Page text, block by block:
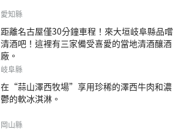
愛知縣
距離名古屋僅30分鐘車程！來大垣岐阜縣品嚐
清酒吧！這裡有三家備受喜愛的當地清酒釀酒
廠。
岐阜縣
在“蒜山澤西牧場”享用珍稀的澤西牛肉和濃
鬱的軟冰淇淋。
岡山縣